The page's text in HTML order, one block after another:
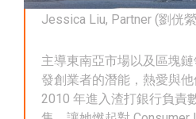
Jessica Liu, Partner (劉侊
主導東南亞市場以及區塊
發創業者的潛能，熱愛與他
2010 年進入渣打銀行負責